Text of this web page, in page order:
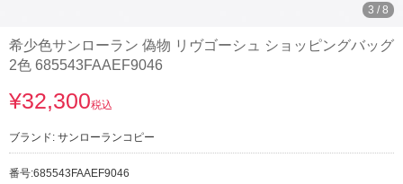
3 / 8
希少色サンローラン 偽物 リヴゴーシュ ショッピングバッグ
2色 685543FAAEF9046
¥32,300税込
ブランド: サンローランコピー
番号:685543FAAEF9046